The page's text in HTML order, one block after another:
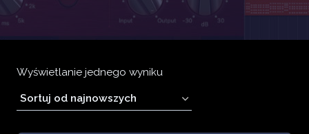
Wyświetlanie jednego wyniku